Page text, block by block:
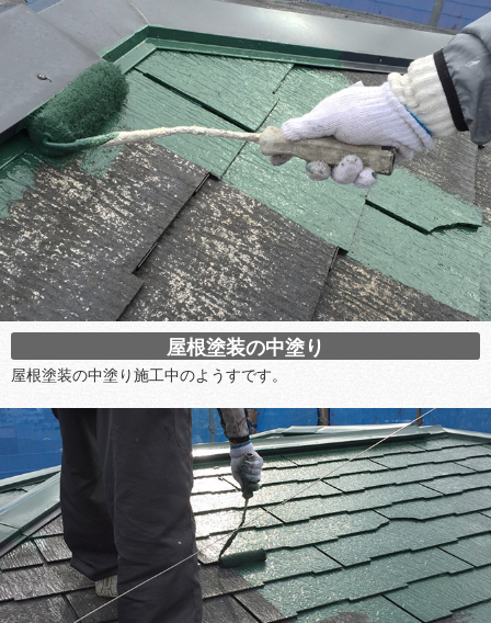
屋根塗装の中塗り
屋根塗装の中塗り施工中のようすです。